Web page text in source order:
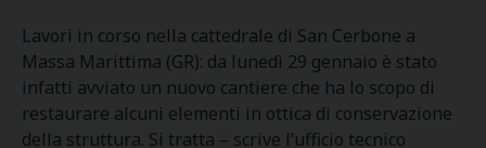
Lavori in corso nella cattedrale di San Cerbone a
Massa Marittima (GR): da lunedì 29 gennaio è stato
infatti avviato un nuovo cantiere che ha lo scopo di
restaurare alcuni elementi in ottica di conservazione
della struttura. Si tratta – scrive l’ufficio tecnico